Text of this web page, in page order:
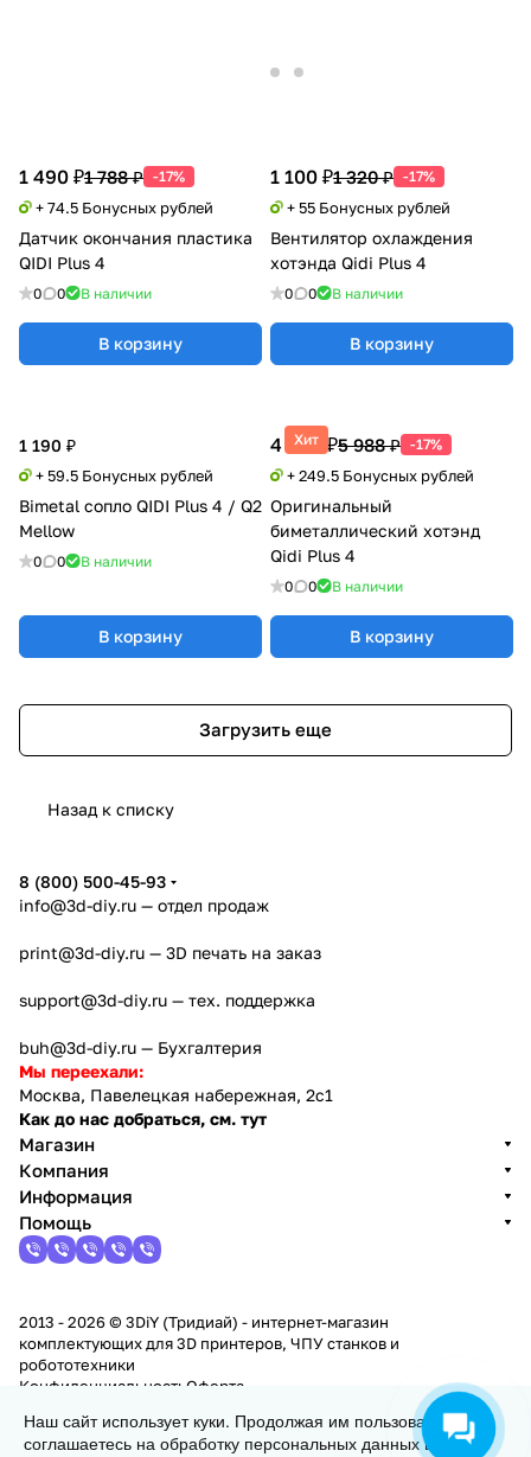
1 490 ₽1 788 ₽ -17%
+ 74.5 Бонусных рублей
Датчик окончания пластика
QIDI Plus 4
0 0 В наличии
В корзину
1 100 ₽1 320 ₽ -17%
+ 55 Бонусных рублей
Вентилятор охлаждения
хотэнда Qidi Plus 4
0 0 В наличии
В корзину
1 190 ₽
+ 59.5 Бонусных рублей
Bimetal сопло QIDI Plus 4 / Q2
Mellow
0 0 В наличии
В корзину
Хит
4 990 ₽5 988 ₽ -17%
+ 249.5 Бонусных рублей
Оригинальный
биметаллический хотэнд
Qidi Plus 4
0 0 В наличии
В корзину
Загрузить еще
Назад к списку
В корзину
8 (800) 500-45-93
info@3d-diy.ru — отдел продаж
print@3d-diy.ru — 3D печать на заказ
support@3d-diy.ru — тех. поддержка
buh@3d-diy.ru — Бухгалтерия
Мы переехали:
Москва, Павелецкая набережная, 2с1
Как до нас добраться, см. тут
Магазин
Компания
Информация
Помощь
2013 - 2026 © 3DiY (Тридиай) - интернет-магазин
комплектующих для 3D принтеров, ЧПУ станков и
робототехники
Конфиденциальность Оферта
Наш сайт использует куки. Продолжая им пользоваться, вы
соглашаетесь на обработку персональных данных в